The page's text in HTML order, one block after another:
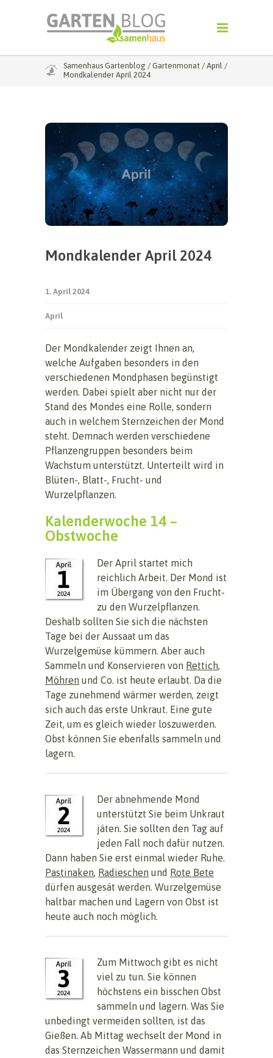
Samenhaus Gartenblog / Gartenmonat / April /
Mondkalender April 2024
Mondkalender April 2024
1. April 2024
April
Der Mondkalender zeigt Ihnen an,
welche Aufgaben besonders in den
verschiedenen Mondphasen begünstigt
werden. Dabei spielt aber nicht nur der
Stand des Mondes eine Rolle, sondern
auch in welchem Sternzeichen der Mond
steht. Demnach werden verschiedene
Pflanzengruppen besonders beim
Wachstum unterstützt. Unterteilt wird in
Blüten-, Blatt-, Frucht- und
Wurzelpflanzen.
Kalenderwoche 14 –
Obstwoche
Der April startet mich
reichlich Arbeit. Der Mond ist
im Übergang von den Frucht-
zu den Wurzelpflanzen.
Deshalb sollten Sie sich die nächsten
Tage bei der Aussaat um das
Wurzelgemüse kümmern. Aber auch
Sammeln und Konservieren von Rettich,
Möhren und Co. ist heute erlaubt. Da die
Tage zunehmend wärmer werden, zeigt
sich auch das erste Unkraut. Eine gute
Zeit, um es gleich wieder loszuwerden.
Obst können Sie ebenfalls sammeln und
lagern.
Der abnehmende Mond
unterstützt Sie beim Unkraut
jäten. Sie sollten den Tag auf
jeden Fall noch dafür nutzen.
Dann haben Sie erst einmal wieder Ruhe.
Pastinaken, Radieschen und Rote Bete
dürfen ausgesät werden. Wurzelgemüse
haltbar machen und Lagern von Obst ist
heute auch noch möglich.
Zum Mittwoch gibt es nicht
viel zu tun. Sie können
höchstens ein bisschen Obst
sammeln und lagern. Was Sie
unbedingt vermeiden sollten, ist das
Gießen. Ab Mittag wechselt der Mond in
das Sternzeichen Wassermann und damit